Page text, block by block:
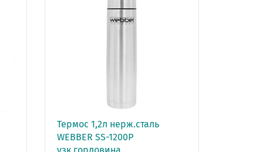
Термос 1,2л нерж.сталь
WEBBER SS-1200P